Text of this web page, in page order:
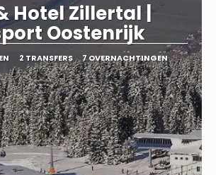
Hotel Zillertal |
Oostenrijk
2 TRANSFERS 7 OVERNACHTINGEN